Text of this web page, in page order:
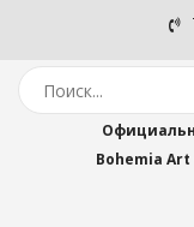
Bohemia